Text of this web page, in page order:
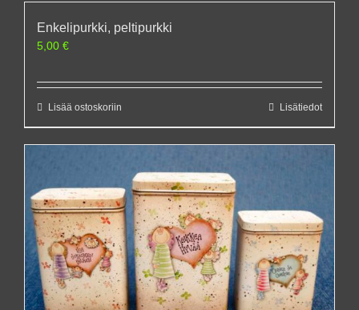
Enkelipurkki, peltipurkki
5,00 €
Lisää ostoskoriin Lisätiedot